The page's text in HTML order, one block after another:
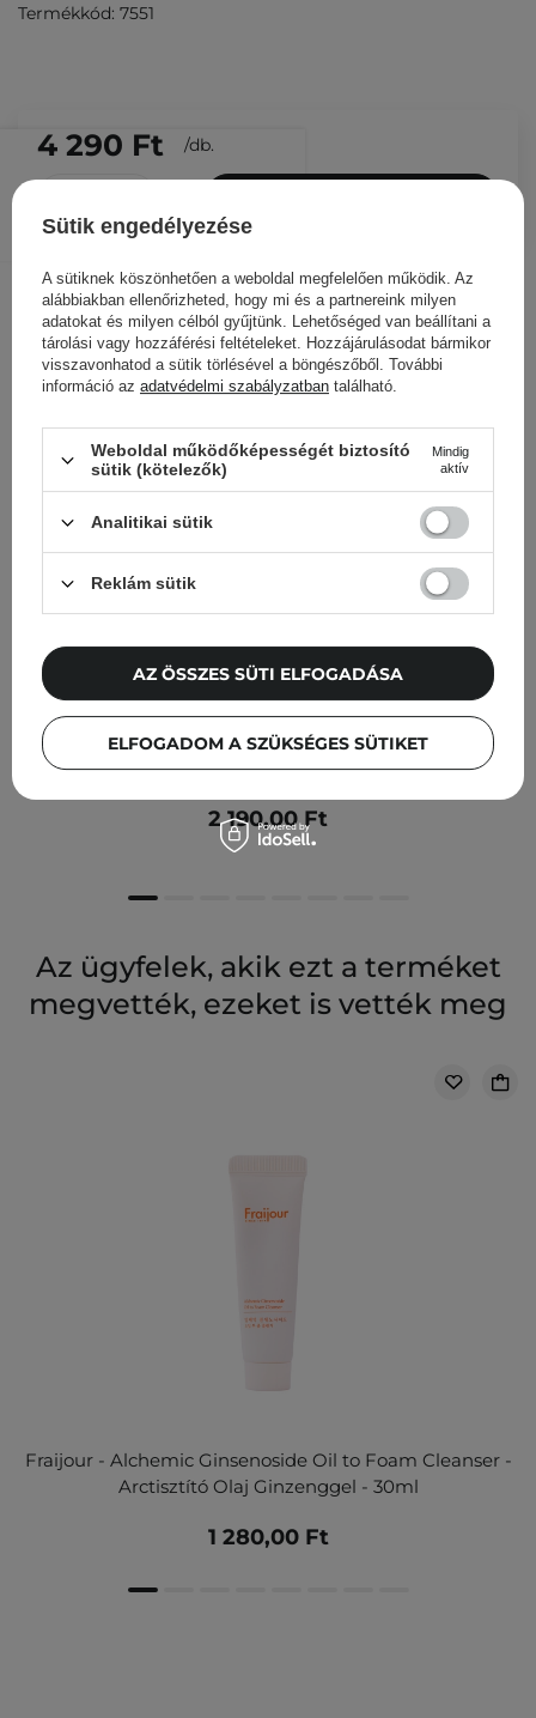
4 290 Ft /db.
Termékkód: 7551
Más ügyfeleink ezeket is
nézegették
Nacomi - Next Level - Niacinamide 15% - Szérum 15%
Niacinamiddal - 30ml
2 190,00 Ft
Az ügyfelek, akik ezt a terméket
megvették, ezeket is vették meg
Fraijour - Alchemic Ginsenoside Oil to Foam Cleanser -
Arctisztító Olaj Ginzenggel - 30ml
1 280,00 Ft
Sütik engedélyezése
A sütiknek köszönhetően a weboldal megfelelően működik. Az
alábbiakban ellenőrizheted, hogy mi és a partnereink milyen
adatokat és milyen célból gyűjtünk. Lehetőséged van beállítani a
tárolási vagy hozzáférési feltételeket. Hozzájárulásodat bármikor
visszavonhatod a sütik törlésével a böngészőből. További
információ az adatvédelmi szabályzatban található.
Weboldal működőképességét biztosító
sütik (kötelezők)
Mindig
aktív
Analitikai sütik
Reklám sütik
ELFOGADOM A SZÜKSÉGES SÜTIKET
AZ ÖSSZES SÜTI ELFOGADÁSA